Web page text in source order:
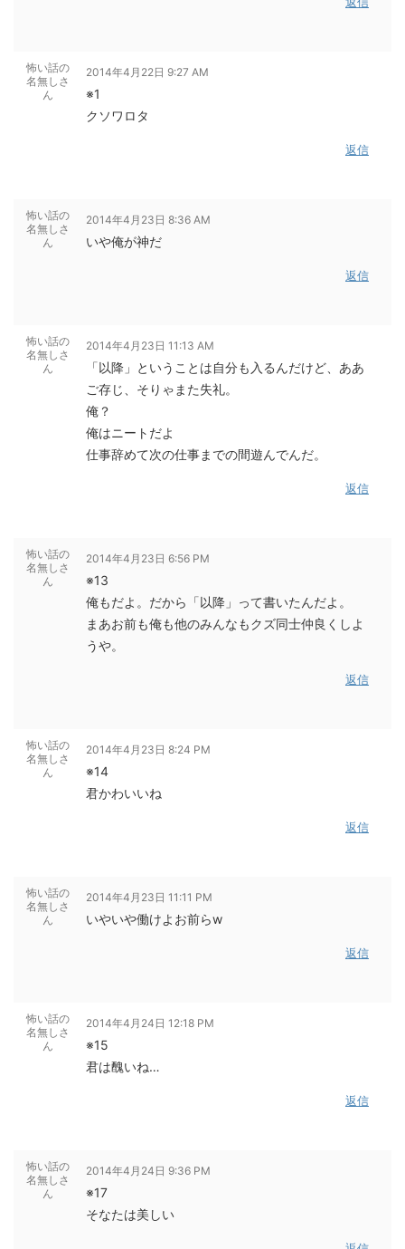
怖い話の
名無しさ
ん
2014年4月22日 9:27 AM
※1
クソワロタ
返信
怖い話の
名無しさ
ん
2014年4月23日 8:36 AM
いや俺が神だ
返信
怖い話の
名無しさ
ん
2014年4月23日 11:13 AM
「以降」ということは自分も入るんだけど、ああ
ご存じ、そりゃまた失礼。
俺？
俺はニートだよ
仕事辞めて次の仕事までの間遊んでんだ。
返信
怖い話の
名無しさ
ん
2014年4月23日 6:56 PM
※13
俺もだよ。だから「以降」って書いたんだよ。
まあお前も俺も他のみんなもクズ同士仲良くしよ
うや。
返信
怖い話の
名無しさ
ん
2014年4月23日 8:24 PM
※14
君かわいいね
返信
怖い話の
名無しさ
ん
2014年4月23日 11:11 PM
いやいや働けよお前らw
返信
怖い話の
名無しさ
ん
2014年4月24日 12:18 PM
※15
君は醜いね…
返信
怖い話の
名無しさ
ん
2014年4月24日 9:36 PM
※17
そなたは美しい